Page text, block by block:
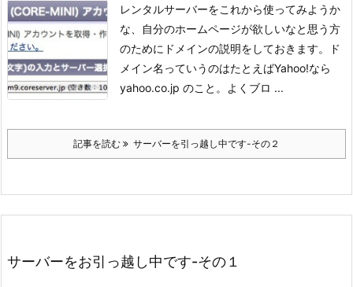
レンタルサーバーをこれから使ってみようか
な、自分のホームページが欲しいなと思う方
のためにドメインの説明をしておきます。
ド
メイン名っていうのはたとえばYahoo!なら
yahoo.co.jp のこと。
よくブロ ...
記事を読む サーバーを引っ越し中です-その２
サーバーをお引っ越し中です-その１